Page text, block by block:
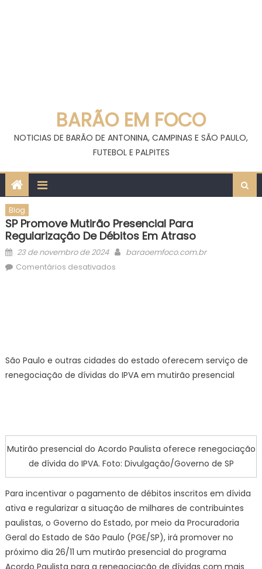
BARÃO EM FOCO
NOTICIAS DE BARÃO DE ANTONINA, CAMPINAS E SÃO PAULO,
FUTEBOL E PALPITES
Blog
SP Promove Mutirão Presencial Para
Regularização De Débitos Em Atraso
Posted
on
23 de novembro de 2024 Author
baraoemfoco.com.br
Comentários desativadosem
de
débitos
São Paulo e outras cidades do estado oferecem serviço de
renegociação de dívidas do IPVA em mutirão presencial
Mutirão presencial do Acordo Paulista oferece renegociação
de dívida do IPVA. Foto: Divulgação/Governo de SP
Para incentivar o pagamento de débitos inscritos em dívida
ativa e regularizar a situação de milhares de contribuintes
paulistas, o Governo do Estado, por meio da Procuradoria
Geral do Estado de São Paulo (PGE/SP), irá promover no
próximo dia 26/11 um mutirão presencial do programa
Acordo Paulista para a renegociação de dívidas com mais